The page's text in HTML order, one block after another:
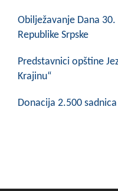
Poljoprivreda
Turizam
Sport
Obilježavanje Dana
Republike Srpske
Predstavnici opštine
Krajinu“
Donacija 2.500